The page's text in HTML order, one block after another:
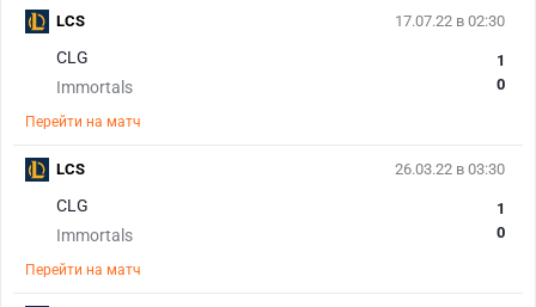
17.07.22 в 02:30
CLG
Immortals
1
0
Перейти на матч
LCS
26.03.22 в 03:30
CLG
Immortals
1
0
Перейти на матч
LCS